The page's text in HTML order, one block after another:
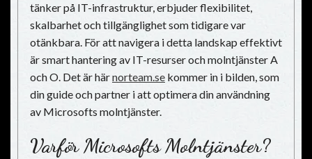
tänker på IT-infrastruktur, erbjuder flexibilitet,
skalbarhet och tillgänglighet som tidigare var
otänkbara. För att navigera i detta landskap effektivt
är smart hantering av IT-resurser och molntjänster A
och O. Det är härnorteam.se kommer in i bilden, som
din guide och partner i att optimera din användning
av Microsofts molntjänster.
Varför Microsofts Molntjänster?